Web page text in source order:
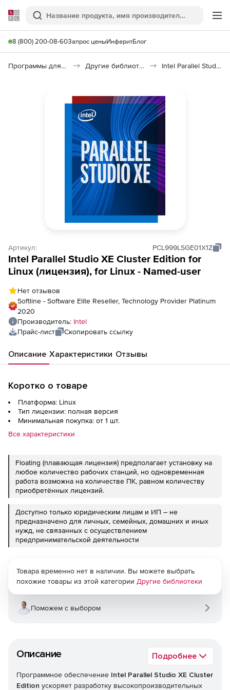
Softline
Поиск
8 (800) 200-08-60Запрос ценыИнферитБлог
Программы для программирования Другие библиотеки Intel Parallel Studio XE Cluster Edition for C++ and Fortran
Артикул: PCL999LSGE01X1Z
Intel Parallel Studio XE Cluster Edition for
Linux (лицензия), for Linux - Named-user
Нет отзывов
Softline - Software Elite Reseller, Technology Provider Platinum
2020
Производитель: Intel
Прайс-лист
Скопировать ссылку
Описание Характеристики Отзывы
Коротко о товаре
Платформа: Linux
Тип лицензии: полная версия
Минимальная покупка: от 1 шт.
Все характеристики
Floating (плавающая лицензия) предполагает установку на
любое количество рабочих станций, но одновременная
работа возможна на количестве ПК, равном количеству
приобретённых лицензий.
Доступно только юридическим лицам и ИП – не
предназначено для личных, семейных, домашних и иных
нужд, не связанных с осуществлением
предпринимательской деятельности
Описание Подробнее
Программное обеспечение Intel Parallel Studio XE Cluster
Edition ускоряет разработку высокопроизводительных
Товара временно нет в наличии. Вы можете выбрать
похожие товары из этой категории Другие библиотеки
Поможем с выбором